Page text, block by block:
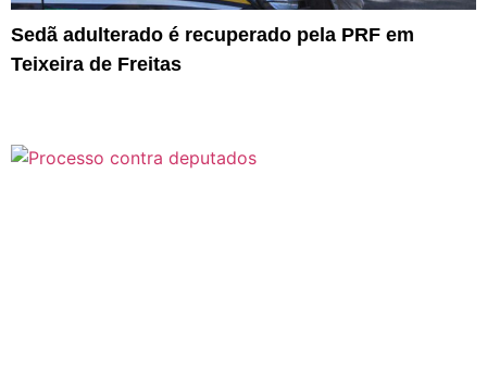
Sedã adulterado é recuperado pela PRF em
Teixeira de Freitas